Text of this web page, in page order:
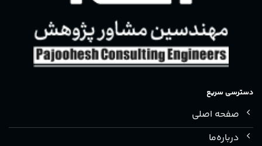
دسترسی سریع
صفحه اصلی
درباره‌ما